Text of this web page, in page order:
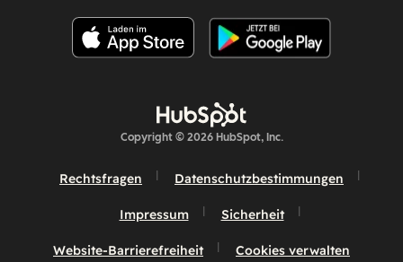
Copyright © 2026 HubSpot, Inc.
Rechtsfragen Datenschutzbestimmungen
Impressum Sicherheit
Website-Barrierefreiheit Cookies verwalten